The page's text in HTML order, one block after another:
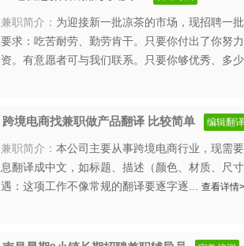
兼职简介： 为迎接新一批凉茶的市场，现招聘一
要求：吃苦耐劳、勤劳肯干。只要你付出了你努
资。有意愿者可与我们联系。只要你够优秀、多
跨境电商找兼职做产品翻译 比较简单 编辑翻译
兼职简介： 本公司主要从事跨境电商行业，现需
息翻译成中文，如标题、描述（颜色、材质、尺
遇：这项工作不像常规的翻译要逐字逐... 查看详情